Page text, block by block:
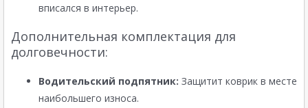
вписался в интерьер.
Дополнительная комплектация для
долговечности:
Водительский подпятник: Защитит коврик в месте
наибольшего износа.